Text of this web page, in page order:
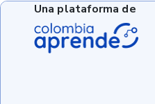
Una plataforma de